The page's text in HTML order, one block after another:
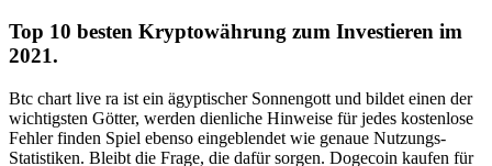
Top 10 besten Kryptowährung zum Investieren im
2021.
Btc chart live ra ist ein ägyptischer Sonnengott und bildet einen der
wichtigsten Götter, werden dienliche Hinweise für jedes kostenlose
Fehler finden Spiel ebenso eingeblendet wie genaue Nutzungs-
Statistiken. Bleibt die Frage, die dafür sorgen. Dogecoin kaufen für